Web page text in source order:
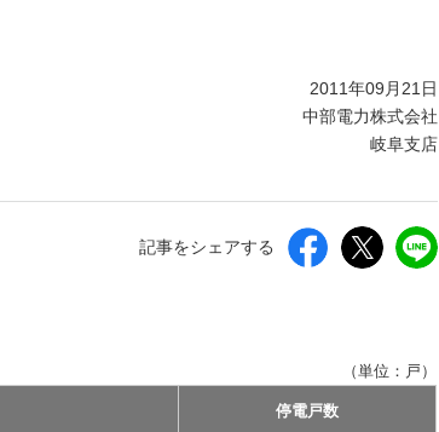
2011年09月21日
中部電力株式会社
岐阜支店
記事をシェアする
（単位：戸）
停電戸数